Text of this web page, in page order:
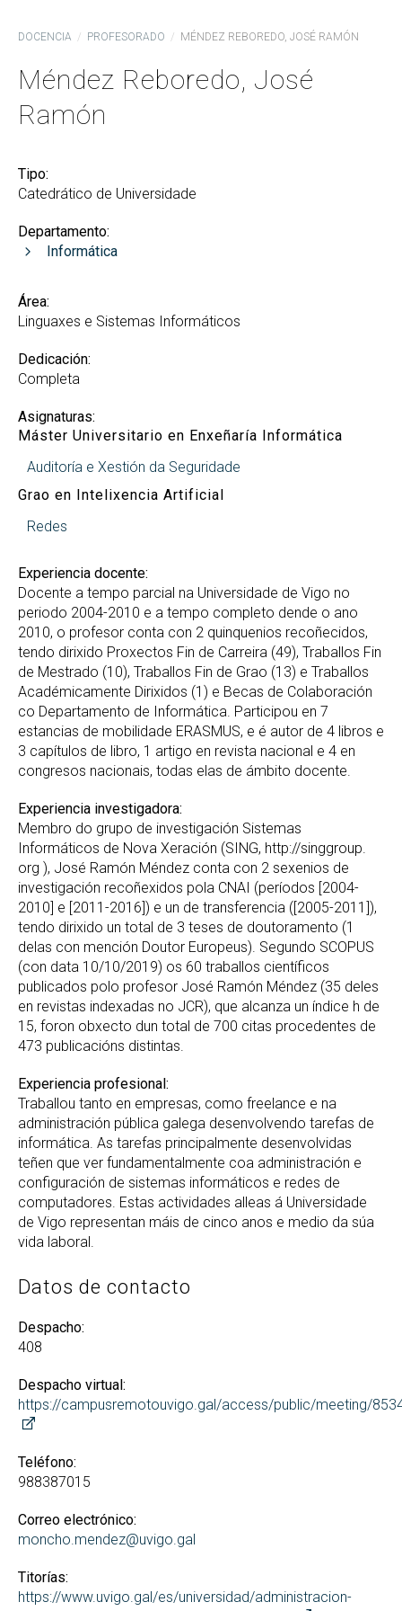
DOCENCIA PROFESORADO MÉNDEZ REBOREDO, JOSÉ RAMÓN
Méndez Reboredo, José
Ramón
Tipo:
Catedrático de Universidade
Departamento:
Informática
Área:
Linguaxes e Sistemas Informáticos
Dedicación:
Completa
Asignaturas:
Máster Universitario en Enxeñaría Informática
Auditoría e Xestión da Seguridade
Grao en Intelixencia Artificial
Redes
Experiencia docente:
Docente a tempo parcial na Universidade de Vigo no
periodo 2004-2010 e a tempo completo dende o ano
2010, o profesor conta con 2 quinquenios recoñecidos,
tendo dirixido Proxectos Fin de Carreira (49), Traballos Fin
de Mestrado (10), Traballos Fin de Grao (13) e Traballos
Académicamente Dirixidos (1) e Becas de Colaboración
co Departamento de Informática. Participou en 7
estancias de mobilidade ERASMUS, e é autor de 4 libros e
3 capítulos de libro, 1 artigo en revista nacional e 4 en
congresos nacionais, todas elas de ámbito docente.
Experiencia investigadora:
Membro do grupo de investigación Sistemas
Informáticos de Nova Xeración (SING, http://singgroup.
org ), José Ramón Méndez conta con 2 sexenios de
investigación recoñexidos pola CNAI (períodos [2004-
2010] e [2011-2016]) e un de transferencia ([2005-2011]),
tendo dirixido un total de 3 teses de doutoramento (1
delas con mención Doutor Europeus). Segundo SCOPUS
(con data 10/10/2019) os 60 traballos científicos
publicados polo profesor José Ramón Méndez (35 deles
en revistas indexadas no JCR), que alcanza un índice h de
15, foron obxecto dun total de 700 citas procedentes de
473 publicacións distintas.
Experiencia profesional:
Traballou tanto en empresas, como freelance e na
administración pública galega desenvolvendo tarefas de
informática. As tarefas principalmente desenvolvidas
teñen que ver fundamentalmente coa administración e
configuración de sistemas informáticos e redes de
computadores. Estas actividades alleas á Universidade
de Vigo representan máis de cinco anos e medio da súa
vida laboral.
Datos de contacto
Despacho:
408
Despacho virtual:
https://campusremotouvigo.gal/access/public/meeting/
Teléfono:
988387015
Correo electrónico:
moncho.mendez@uvigo.gal
Titorías:
https://www.uvigo.gal/es/universidad/administracion-